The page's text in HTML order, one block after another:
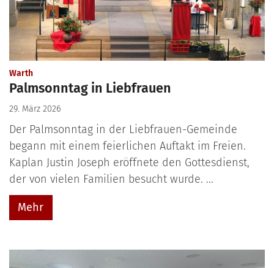
Warth:
Palmsonntag in Liebfrauen
29. März 2026
Der Palmsonntag in der Liebfrauen-Gemeinde
begann mit einem feierlichen Auftakt im Freien.
Kaplan Justin Joseph eröffnete den Gottesdienst,
der von vielen Familien besucht wurde. ...
Mehr